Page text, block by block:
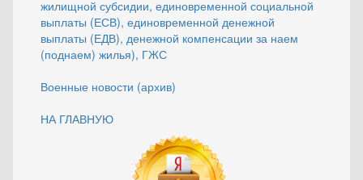
жилищной субсидии, единовременной социальной
выплаты (ЕСВ), единовременной денежной
выплаты (ЕДВ), денежной компенсации за наем
(поднаем) жилья), ГЖС
Военные новости (архив)
НА ГЛАВНУЮ